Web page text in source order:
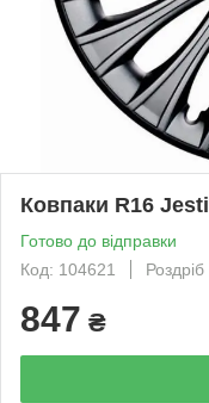
Ковпаки R16
Готово до відправки
Код: 104621
Роздріб
847 ₴